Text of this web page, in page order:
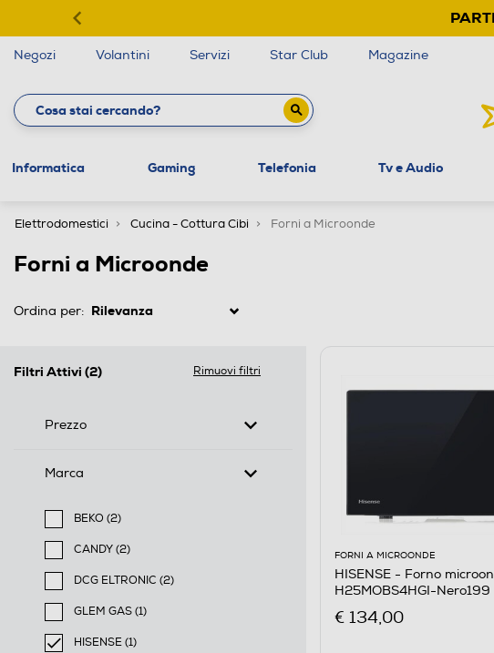
Negozi Volantini Servizi Star Club Magazine
Informatica Gaming Telefonia Tv e Audio
Elettrodomestici Cucina - Cottura Cibi Forni a Microonde
Forni a Microonde
Ordina per:
Filtri Attivi (2) Rimuovi filtri
Prezzo
Marca
BEKO (2)
Filtra per Marca: BEKO
CANDY (2)
Filtra per Marca: CANDY
DCG ELTRONIC (2)
Filtra per Marca: DCG ELTRONIC
GLEM GAS (1)
Filtra per Marca: GLEM GAS
HISENSE (1)
FORNI A MICROONDE
HISENSE - Forno
H25MOBS4HGI-Nero199
€ 134,00